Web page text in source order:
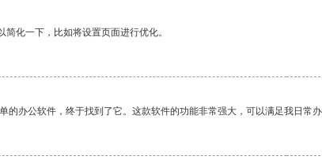
化一下，比如将设置页面进行优化。
的办公软件，终于找到了它。这款软件的功能非常强大，可以满足我日常